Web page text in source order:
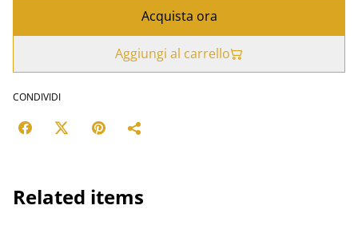
Acquista ora
Aggiungi al carrello
CONDIVIDI
Related items